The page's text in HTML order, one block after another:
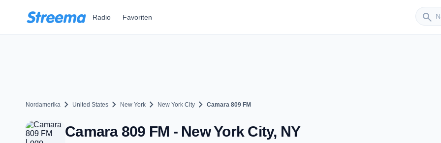
Radio Favoriten search
Sender
Nordamerika chevron_right United States chevron_right New York chevron_right New York City chevron_right Camara 809 FM
Camara 809 FM - New York City, NY